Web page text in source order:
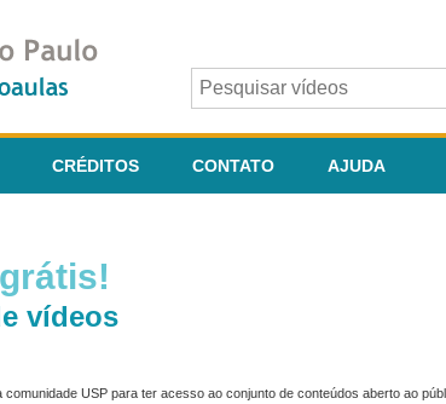
CRÉDITOS CONTATO AJUDA
vídeos
comunidade USP para ter acesso ao conjunto de conteúdos aberto ao